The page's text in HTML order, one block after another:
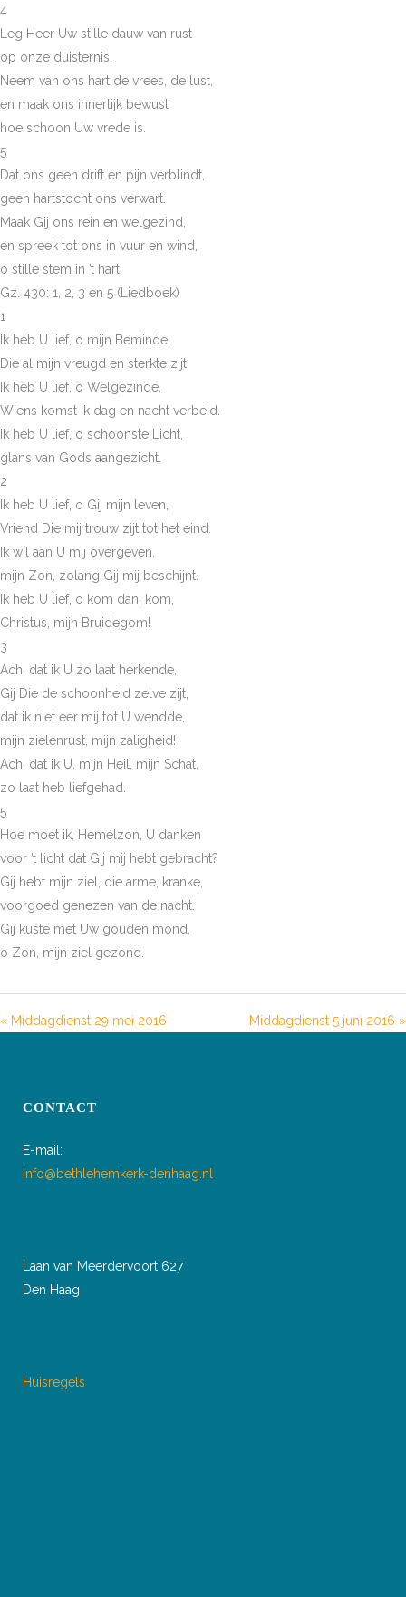
4
Leg Heer Uw stille dauw van rust
op onze duisternis.
Neem van ons hart de vrees, de lust,
en maak ons innerlijk bewust
hoe schoon Uw vrede is.
5
Dat ons geen drift en pijn verblindt,
geen hartstocht ons verwart.
Maak Gij ons rein en welgezind,
en spreek tot ons in vuur en wind,
o stille stem in ’t hart.
Gz. 430: 1, 2, 3 en 5 (Liedboek)
1
Ik heb U lief, o mijn Beminde,
Die al mijn vreugd en sterkte zijt.
Ik heb U lief, o Welgezinde,
Wiens komst ik dag en nacht verbeid.
Ik heb U lief, o schoonste Licht,
glans van Gods aangezicht.
2
Ik heb U lief, o Gij mijn leven,
Vriend Die mij trouw zijt tot het eind.
Ik wil aan U mij overgeven,
mijn Zon, zolang Gij mij beschijnt.
Ik heb U lief, o kom dan, kom,
Christus, mijn Bruidegom!
3
Ach, dat ik U zo laat herkende,
Gij Die de schoonheid zelve zijt,
dat ik niet eer mij tot U wendde,
mijn zielenrust, mijn zaligheid!
Ach, dat ik U, mijn Heil, mijn Schat,
zo laat heb liefgehad.
5
Hoe moet ik, Hemelzon, U danken
voor ’t licht dat Gij mij hebt gebracht?
Gij hebt mijn ziel, die arme, kranke,
voorgoed genezen van de nacht.
Gij kuste met Uw gouden mond,
o Zon, mijn ziel gezond.
« Middagdienst 29 mei 2016 Middagdienst 5 juni 2016 »
CONTACT
E-mail:
info@bethlehemkerk-denhaag.nl
Laan van Meerdervoort 627
Den Haag
Huisregels